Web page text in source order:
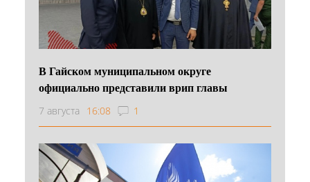
В Гайском муниципальном округе
официально представили врип главы
7 августа 16:08 1